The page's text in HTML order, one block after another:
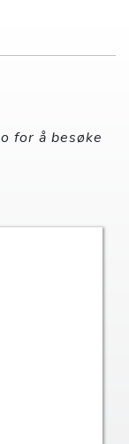
for å besøke